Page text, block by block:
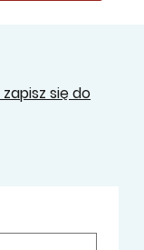
zapisz się do